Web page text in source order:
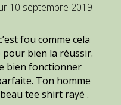
10 septembre 2019
fou comme cela
bien la réussir.
bien fonctionner
Ton homme
tee shirt rayé .